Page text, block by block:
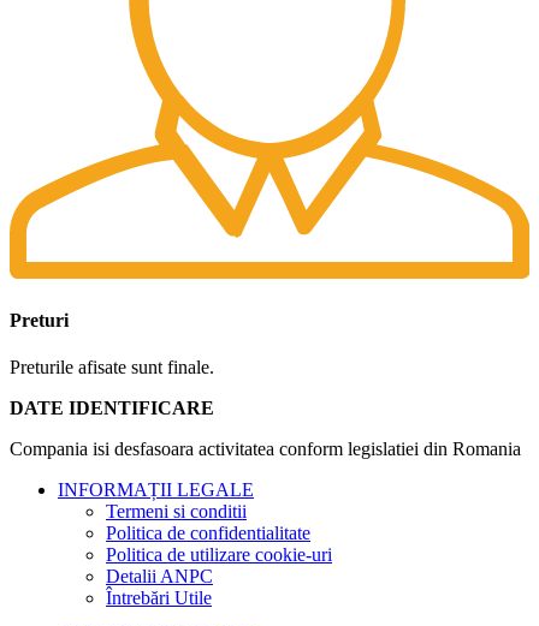
Preturi
Preturile afisate sunt finale.
DATE IDENTIFICARE
Compania isi desfasoara activitatea conform legislatiei din Romania
INFORMAȚII LEGALE
Termeni si conditii
Politica de confidentialitate
Politica de utilizare cookie-uri
Detalii ANPC
Întrebări Utile